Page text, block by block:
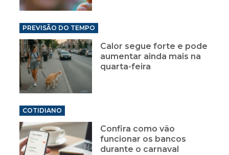
PREVISÃO DO TEMPO
Calor segue forte e pode
aumentar ainda mais na
quarta-feira
COTIDIANO
Confira como vão
funcionar os bancos
durante o carnaval